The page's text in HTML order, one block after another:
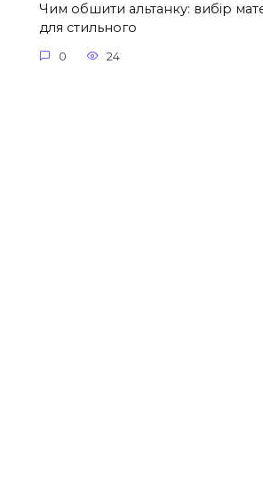
Чим обшити альтанку: вибір
для стильного
0 24